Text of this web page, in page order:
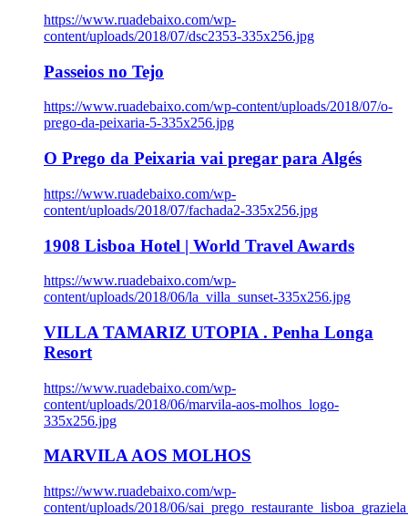
https://www.ruadebaixo.com/wp-
content/uploads/2018/07/dsc2353-335x256.jpg
Passeios no Tejo
https://www.ruadebaixo.com/wp-content/uploads/2018/07/o-
prego-da-peixaria-5-335x256.jpg
O Prego da Peixaria vai pregar para Algés
https://www.ruadebaixo.com/wp-
content/uploads/2018/07/fachada2-335x256.jpg
1908 Lisboa Hotel | World Travel Awards
https://www.ruadebaixo.com/wp-
content/uploads/2018/06/la_villa_sunset-335x256.jpg
VILLA TAMARIZ UTOPIA . Penha Longa
Resort
https://www.ruadebaixo.com/wp-
content/uploads/2018/06/marvila-aos-molhos_logo-
335x256.jpg
MARVILA AOS MOLHOS
https://www.ruadebaixo.com/wp-
content/uploads/2018/06/